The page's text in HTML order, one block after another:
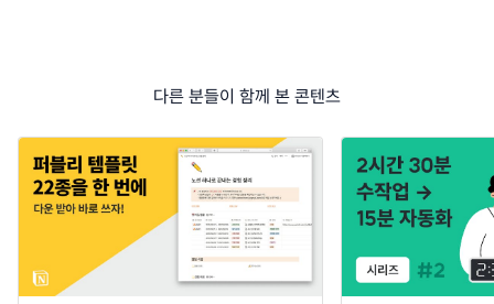
다른 분들이 함께 본 콘텐츠